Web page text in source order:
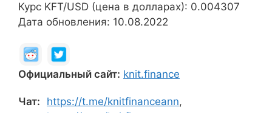
Курс KFT/USD (цена в долларах): 0.004307
Дата обновления: 10.08.2022
Официальный сайт: knit.finance
Чат: https://t.me/knitfinanceann,